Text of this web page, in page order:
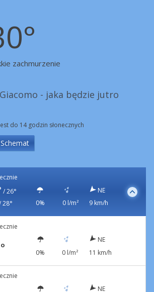
zachmurzenie
- jaka będzie jutro
do 14 godzin słonecznych
Schemat
/ 26°
28°
0% 0 l/m²
NE
9 km/h
0% 0 l/m²
NE
11 km/h
NE